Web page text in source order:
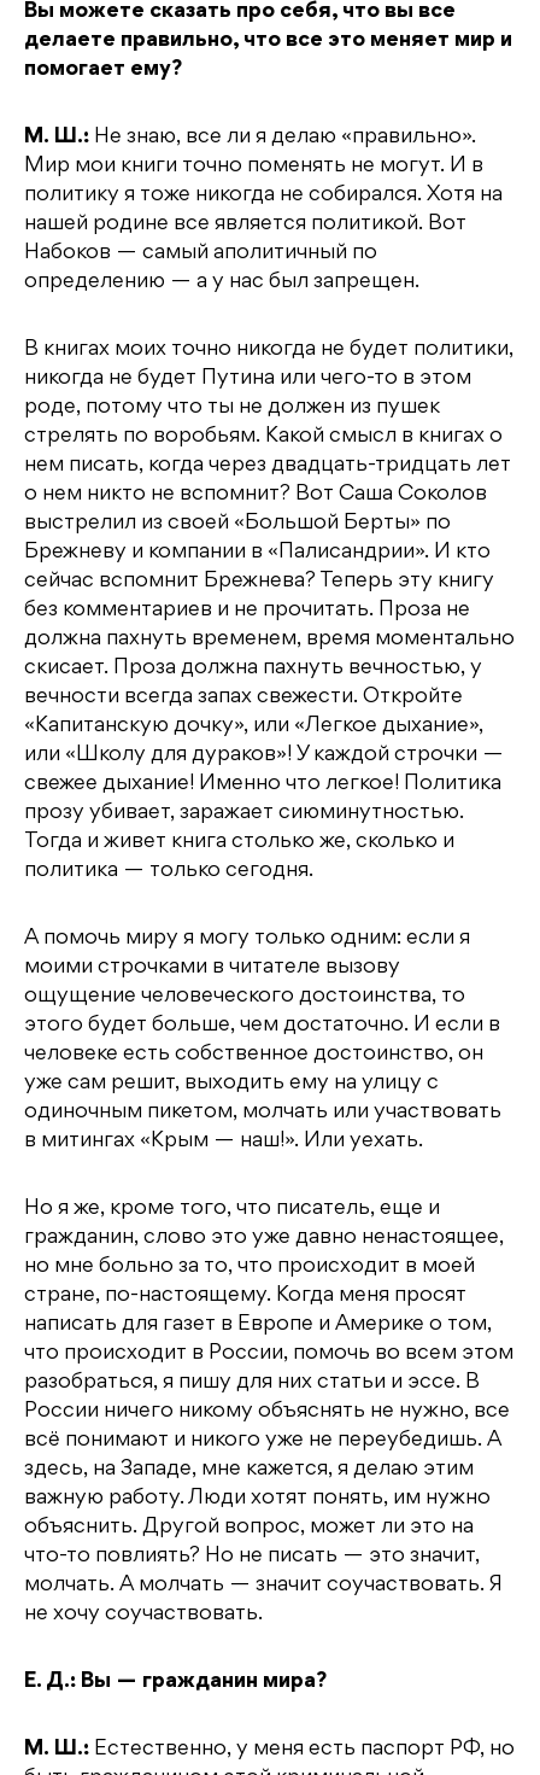
Вы можете сказать про себя, что вы все
делаете правильно, что все это меняет мир и
помогает ему?
М. Ш.: Не знаю, все ли я делаю «правильно».
Мир мои книги точно поменять не могут. И в
политику я тоже никогда не собирался. Хотя на
нашей родине все является политикой. Вот
Набоков — самый аполитичный по
определению — а у нас был запрещен.
В книгах моих точно никогда не будет политики,
никогда не будет Путина или чего-то в этом
роде, потому что ты не должен из пушек
стрелять по воробьям. Какой смысл в книгах о
нем писать, когда через двадцать-тридцать лет
о нем никто не вспомнит? Вот Саша Соколов
выстрелил из своей «Большой Берты» по
Брежневу и компании в «Палисандрии». И кто
сейчас вспомнит Брежнева? Теперь эту книгу
без комментариев и не прочитать. Проза не
должна пахнуть временем, время моментально
скисает. Проза должна пахнуть вечностью, у
вечности всегда запах свежести. Откройте
«Капитанскую дочку», или «Легкое дыхание»,
или «Школу для дураков»! У каждой строчки —
свежее дыхание! Именно что легкое! Политика
прозу убивает, заражает сиюминутностью.
Тогда и живет книга столько же, сколько и
политика — только сегодня.
А помочь миру я могу только одним: если я
моими строчками в читателе вызову
ощущение человеческого достоинства, то
этого будет больше, чем достаточно. И если в
человеке есть собственное достоинство, он
уже сам решит, выходить ему на улицу с
одиночным пикетом, молчать или участвовать
в митингах «Крым — наш!». Или уехать.
Но я же, кроме того, что писатель, еще и
гражданин, слово это уже давно ненастоящее,
но мне больно за то, что происходит в моей
стране, по-настоящему. Когда меня просят
написать для газет в Европе и Америке о том,
что происходит в России, помочь во всем этом
разобраться, я пишу для них статьи и эссе. В
России ничего никому объяснять не нужно, все
всё понимают и никого уже не переубедишь. А
здесь, на Западе, мне кажется, я делаю этим
важную работу. Люди хотят понять, им нужно
объяснить. Другой вопрос, может ли это на
что-то повлиять? Но не писать — это значит,
молчать. А молчать — значит соучаствовать. Я
не хочу соучаствовать.
Е. Д.: Вы — гражданин мира?
М. Ш.: Естественно, у меня есть паспорт РФ, но